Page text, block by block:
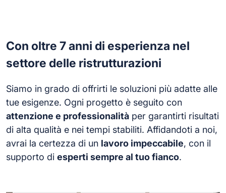
Con oltre 7 anni di esperienza nel
settore delle ristrutturazioni
Siamo in grado di offrirti le soluzioni più adatte alle
tue esigenze. Ogni progetto è seguito con
attenzione e professionalità per garantirti risultati
di alta qualità e nei tempi stabiliti. Affidandoti a noi,
avrai la certezza di un lavoro impeccabile, con il
supporto di esperti sempre al tuo fianco.